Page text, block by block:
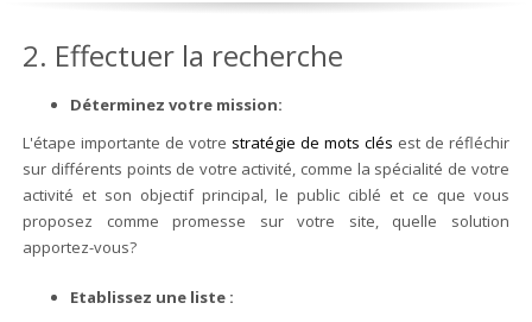
2. Effectuer la recherche
Déterminez votre mission:
L'étape importante de votre stratégie de mots clés est de réfléchir
sur différents points de votre activité, comme la spécialité de votre
activité et son objectif principal, le public ciblé et ce que vous
proposez comme promesse sur votre site, quelle solution
apportez-vous?
Etablissez une liste :